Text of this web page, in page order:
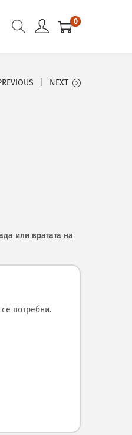
0
NEXT
или вратата на
потребни.